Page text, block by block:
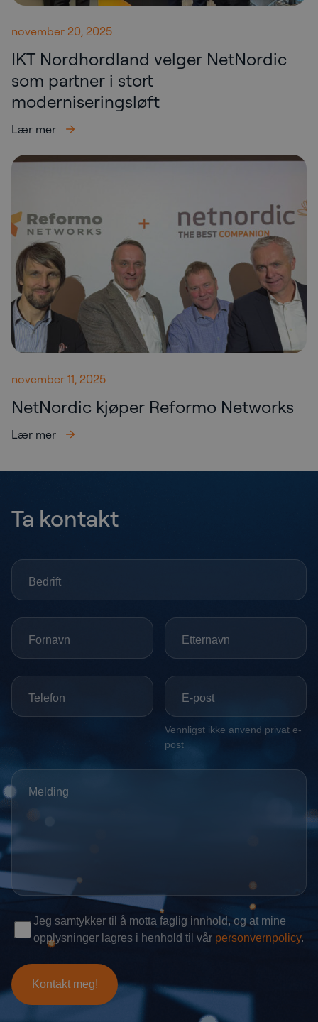
november 20, 2025
IKT Nordhordland velger NetNordic
som partner i stort
moderniseringsløft
Lær mer
november 11, 2025
NetNordic kjøper Reformo Networks
Lær mer
Ta kontakt